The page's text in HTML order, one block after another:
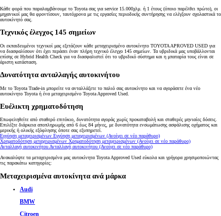
Κάθε φορά που παραλαμβάνουμε το Toyota σας για service 15.000χλμ. ή 1 έτους (όποιο παρέλθει πρώτο), οι
μηχανικοί μας θα φροντίσουν, ταυτόχρονα με τις εργασίες περιοδικής συντήρησης να ελέγξουν σχολαστικά το
αυτοκίνητό σας.
Τεχνικός έλεγχος 145 σημείων
Οι εκπαιδευμένοι τεχνικοί μας εξετάζουν κάθε μεταχειρισμένο αυτοκίνητο TOYOTA APROVED USED για
να διασφαλίσουν ότι έχει περάσει έναν πλήρη τεχνικό έλεγχο 145 σημείων. Τα υβριδικά μας υποβάλλονται
επίσης σε Hybrid Health Check για να διασφαλιστεί ότι το υβριδικό σύστημα και η μπαταρία τους είναι σε
άριστη κατάσταση.
Δυνατότητα ανταλλαγής αυτοκινήτου
Με το Toyota Trade-in μπορείτε να ανταλλάξετε το παλιό σας αυτοκίνητο και να αγοράσετε ένα νέο
αυτοκίνητο Toyota ή ένα μεταχειρισμένο Toyota Approved Used.
Ευέλικτη χρηματοδότηση
Επωφεληθείτε από σταθερό επιτόκιο, δυνατότητα αγοράς χωρίς προκαταβολή και σταθερές μηνιαίες δόσεις.
Επιλέξτε διάρκεια αποπληρωμής από 6 έως 84 μήνες, με δυνατότητα ενσωμάτωσης ασφάλισης οχήματος και
μερικής ή ολικής εξόφλησης όποτε σας εξυπηρετεί.
Εγγύηση μεταχειρισμένων Εγγύηση μεταχειρισμένων (Ανοίγει σε νέο παράθυρο)
Χρηματοδότηση μεταχειρισμένων Χρηματοδότηση μεταχειρισμένων (Ανοίγει σε νέο παράθυρο)
Ανταλλαγή αυτοκινήτουΑνταλλαγή αυτοκινήτου (Ανοίγει σε νέο παράθυρο)
Ανακαλύψτε τα μεταχειρισμένα μας αυτοκίνητα Toyota Approved Used εύκολα και γρήγορα χρησιμοποιώντας
τις παρακάτω κατηγορίες:
Μεταχειρισμένα αυτοκίνητα ανά μάρκα
Audi
BMW
Citroen